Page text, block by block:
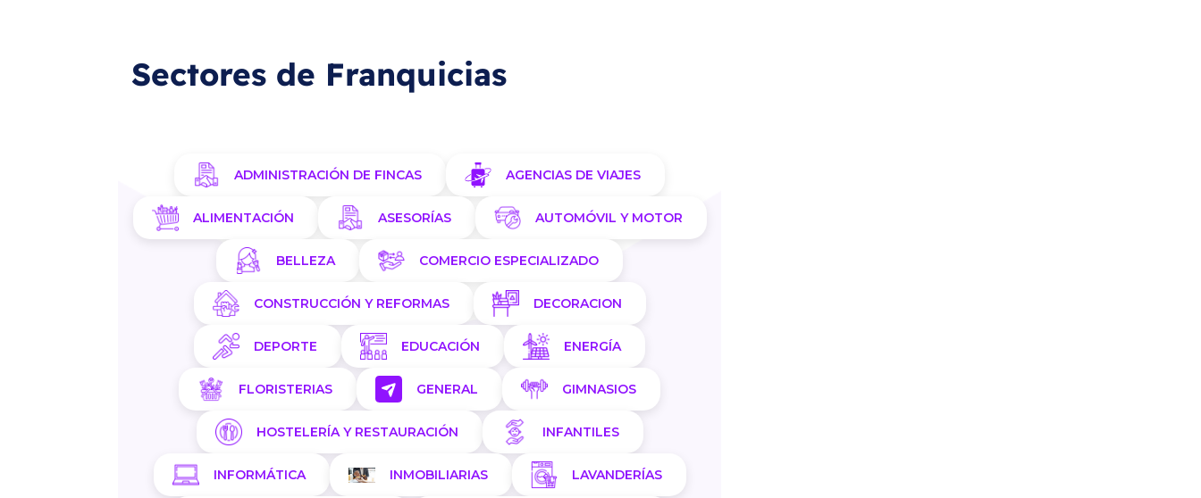
Sectores de Franquicias
ADMINISTRACIÓN DE FINCAS AGENCIAS DE VIAJES
ALIMENTACIÓN ASESORÍAS AUTOMÓVIL Y MOTOR
BELLEZA COMERCIO ESPECIALIZADO
CONSTRUCCIÓN Y REFORMAS DECORACION
DEPORTE EDUCACIÓN ENERGÍA
FLORISTERIAS GENERAL GIMNASIOS
HOSTELERÍA Y RESTAURACIÓN INFANTILES
INFORMÁTICA INMOBILIARIAS LAVANDERÍAS